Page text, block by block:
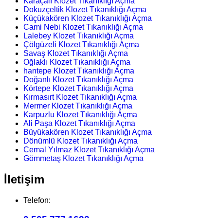
Dokuzçeltik Klozet Tıkanıklığı Açma
Küçükakören Klozet Tıkanıklığı Açma
Cami Nebi Klozet Tıkanıklığı Açma
Lalebey Klozet Tıkanıklığı Açma
Çölgüzeli Klozet Tıkanıklığı Açma
Savaş Klozet Tıkanıklığı Açma
Oğlaklı Klozet Tıkanıklığı Açma
hantepe Klozet Tıkanıklığı Açma
Doğanlı Klozet Tıkanıklığı Açma
Körtepe Klozet Tıkanıklığı Açma
Kırmasırt Klozet Tıkanıklığı Açma
Mermer Klozet Tıkanıklığı Açma
Karpuzlu Klozet Tıkanıklığı Açma
Ali Paşa Klozet Tıkanıklığı Açma
Büyükakören Klozet Tıkanıklığı Açma
Dönümlü Klozet Tıkanıklığı Açma
Cemal Yılmaz Klozet Tıkanıklığı Açma
Gömmetaş Klozet Tıkanıklığı Açma
İletişim
Telefon: